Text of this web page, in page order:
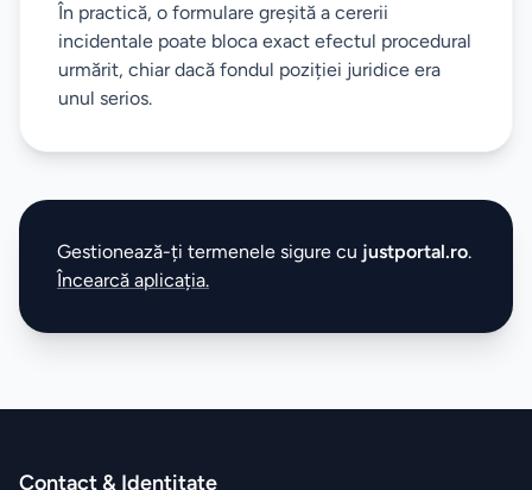
În practică, o formulare greșită a cererii
incidentale poate bloca exact efectul procedural
urmărit, chiar dacă fondul poziției juridice era
unul serios.
Gestionează-ți termenele sigure cu justportal.ro.
Încearcă aplicația.
Contact & Identitate